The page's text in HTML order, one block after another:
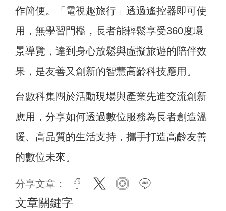
作簡便。「電視趣旅行」透過遙控器即可使
用，無學習門檻，長者能輕鬆享受360度環
景導覽，達到身心放鬆與虛擬旅遊的陪伴效
果，是友善又創新的智慧高齡科技應用。
台數科集團於活動現場與產業先進交流創新
應用，分享如何透過數位服務為長者創造溫
暖、高品質的生活支持，攜手打造高齡友善
的數位未來。
分享文章： facebook
twitter instagram
文章關鍵字